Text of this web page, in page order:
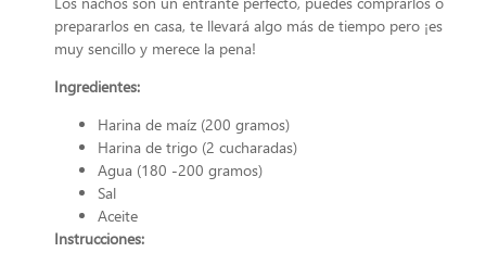
prepararlos en casa, te llevará algo más de tiempo pero ¡es
muy sencillo y merece la pena!
Ingredientes:
Harina de maíz (200 gramos)
Harina de trigo (2 cucharadas)
Agua (180 -200 gramos)
Sal
Aceite
Instrucciones: